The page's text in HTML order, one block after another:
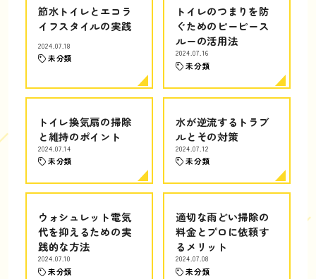
節水トイレとエコラ
イフスタイルの実践
2024.07.18
未分類
トイレのつまりを防
ぐためのピーピース
ルーの活用法
2024.07.16
未分類
トイレ換気扇の掃除
と維持のポイント
2024.07.14
未分類
水が逆流するトラブ
ルとその対策
2024.07.12
未分類
ウォシュレット電気
代を抑えるための実
践的な方法
2024.07.10
未分類
適切な雨どい掃除の
料金とプロに依頼す
るメリット
2024.07.08
未分類